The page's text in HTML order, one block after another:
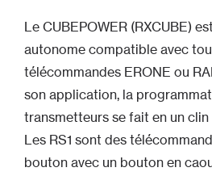
Le CUBEPOWER (RXCUBE)
autonome compatible avec
télécommandes ERONE ou
son application, la
transmetteurs se fait en un clin
Les RS1 sont des
bouton avec un bouton en